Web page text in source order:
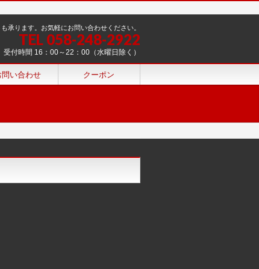
承ります。お気軽にお問い合わせください。
TEL 058-248-2922
受付時間 16：00～22：00（水曜日除く）
問い合わせ クーポン